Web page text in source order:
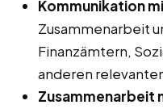
Kommunikation
Zusammenarbeit
Finanzämtern,
anderen